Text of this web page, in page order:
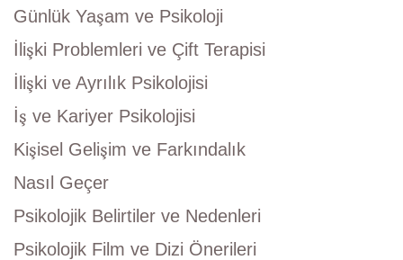
Günlük Yaşam ve Psikoloji
İlişki Problemleri ve Çift Terapisi
İlişki ve Ayrılık Psikolojisi
İş ve Kariyer Psikolojisi
Kişisel Gelişim ve Farkındalık
Nasıl Geçer
Psikolojik Belirtiler ve Nedenleri
Psikolojik Film ve Dizi Önerileri